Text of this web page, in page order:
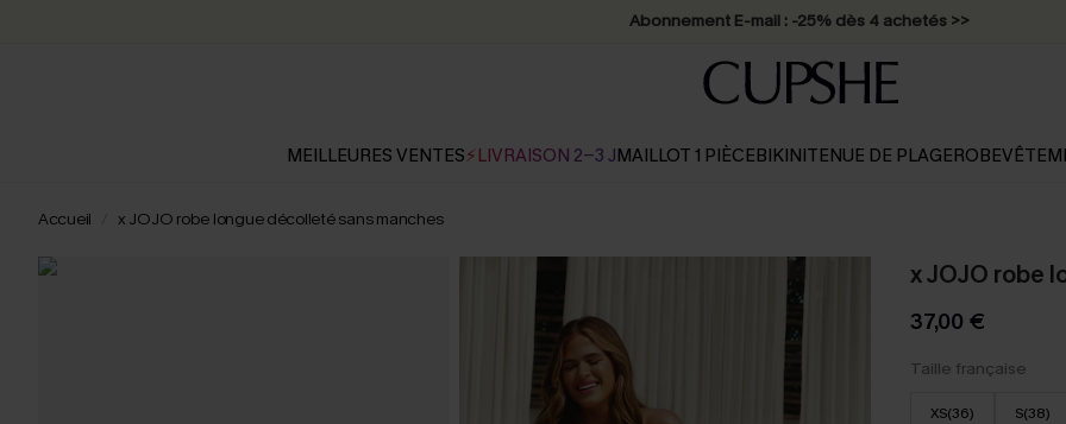
* Livraison éclair 2-3 jours ouvrés >>
MEILLEURES VENTES⚡LIVRAISON 2-3 JMAILLOT 1 PIÈCEBIKINITENUE DE PLAGEROBE
Accueil x JOJO robe longue décolleté sans manches
x JOJO robe
37,00 €
Taille française
XS(36) S(38)